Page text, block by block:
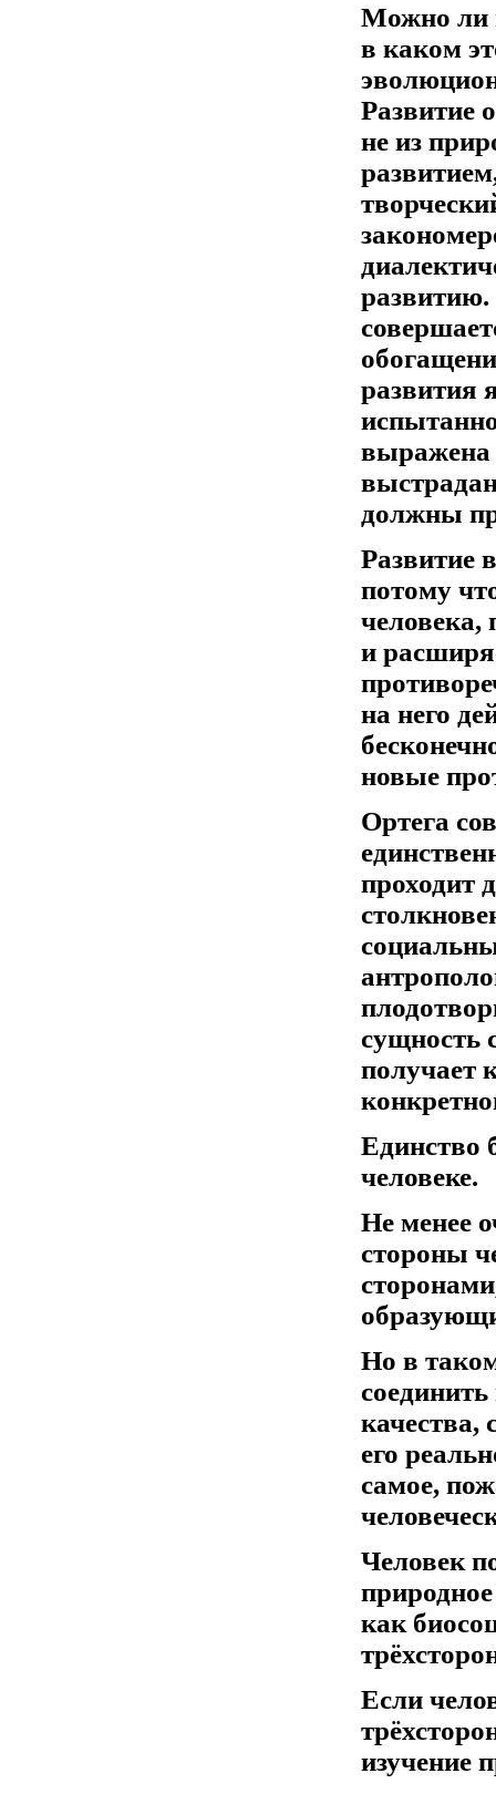
Можно ли
в каком
Развитие
не из
развития
выражена
должны
Развитие
потому
человека,
и
на него
новые
Ортега
проходит
сущность
получает
Единство
человеке.
Не менее
стороны
Но в
качества,
его
самое,
Человек
как
Если
изучение